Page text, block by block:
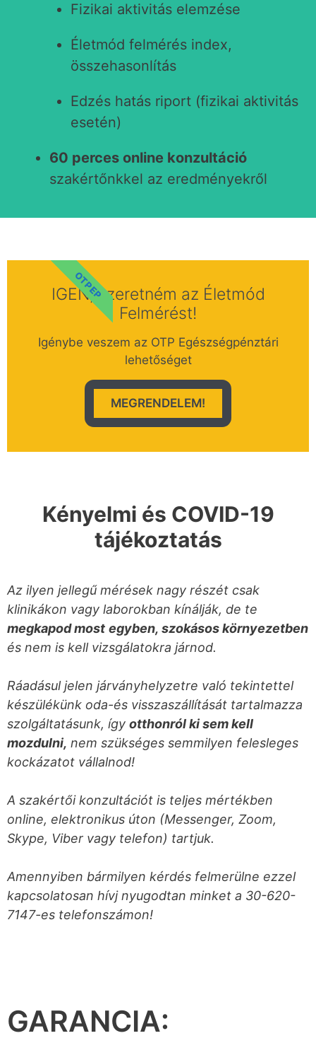
Fizikai aktivitás elemzése
Életmód felmérés index,
összehasonlítás
Edzés hatás riport (fizikai aktivitás
esetén)
60 perces online konzultáció
szakértőnkkel az eredményekről
IGEN, szeretném az Életmód
Felmérést!
Igénybe veszem az OTP Egészségpénztári
lehetőséget
MEGRENDELEM!
OTP EP
Kényelmi és COVID-19
tájékoztatás
Az ilyen jellegű mérések nagy részét csak
klinikákon vagy laborokban kínálják, de te
megkapod most egyben, szokásos környezetben
és nem is kell vizsgálatokra járnod.
Ráadásul jelen járványhelyzetre való tekintettel
készülékünk oda-és visszaszállítását tartalmazza
szolgáltatásunk, így otthonról ki sem kell
mozdulni, nem szükséges semmilyen felesleges
kockázatot vállalnod!
A szakértői konzultációt is teljes mértékben
online, elektronikus úton (Messenger, Zoom,
Skype, Viber vagy telefon) tartjuk.
Amennyiben bármilyen kérdés felmerülne ezzel
kapcsolatosan hívj nyugodtan minket a 30-620-
7147-es telefonszámon!
GARANCIA: